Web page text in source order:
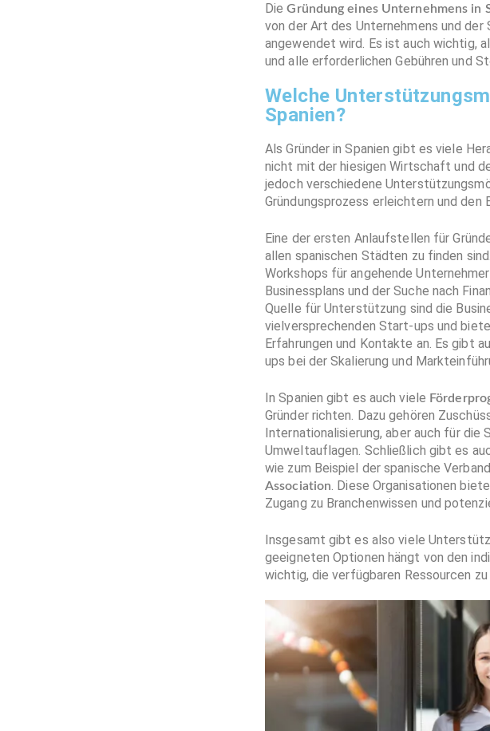
DieGründung eines Unternehmens in
von der Art des Unternehmens und
angewendet wird. Es ist auch wichtig,
und alle erforderlichen Gebühren und
Welche
Spanien?
Als Gründer in Spanien gibt es viele
nicht mit der hiesigen Wirtschaft und
jedoch verschiedene
Gründungsprozess erleichtern und den
Eine der ersten Anlaufstellen für
allen spanischen Städten zu finden
Workshops für angehende
Businessplans und der Suche nach
Quelle für Unterstützung sind die
vielversprechenden Start-ups und
Erfahrungen und Kontakte an. Es gibt
ups bei der Skalierung und
In Spanien gibt es auch viele
Gründer richten. Dazu gehören
Internationalisierung, aber auch für die
Umweltauflagen. Schließlich gibt es
wie zum Beispiel der spanische
Association. Diese Organisationen
Zugang zu Branchenwissen und
Insgesamt gibt es also viele
geeigneten Optionen hängt von den
wichtig, die verfügbaren Ressourcen